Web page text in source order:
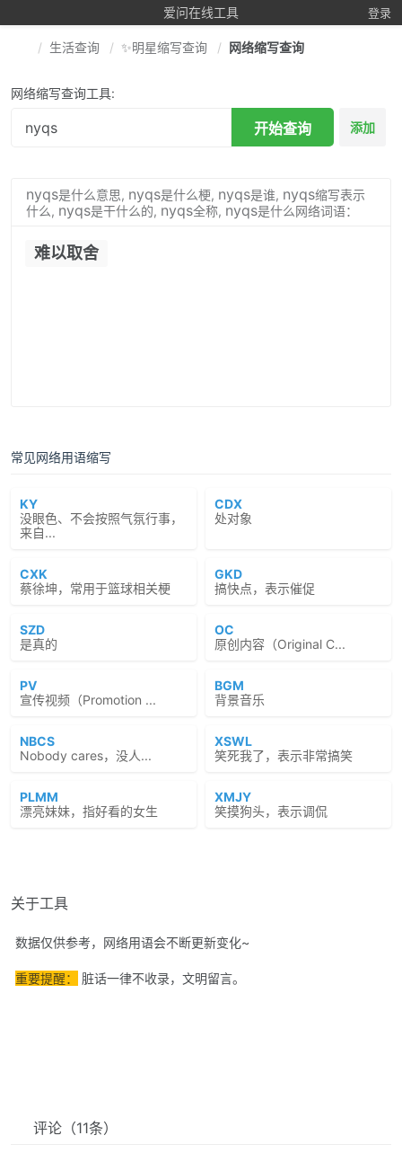
爱问在线工具 登录
生活查询 ✨明星缩写查询 网络缩写查询
网络缩写查询工具:
开始查询 添加
nyqs是什么意思, nyqs是什么梗, nyqs是谁, nyqs缩写表示
什么, nyqs是干什么的, nyqs全称, nyqs是什么网络词语：
难以取舍
常见网络用语缩写
KY
没眼色、不会按照气氛行事，
来自...
CDX
处对象
CXK
蔡徐坤，常用于篮球相关梗
GKD
搞快点，表示催促
SZD
是真的
OC
原创内容（Original C...
PV
宣传视频（Promotion ...
BGM
背景音乐
NBCS
Nobody cares，没人...
XSWL
笑死我了，表示非常搞笑
PLMM
漂亮妹妹，指好看的女生
XMJY
笑摸狗头，表示调侃
关于工具
数据仅供参考，网络用语会不断更新变化~
重要提醒： 脏话一律不收录，文明留言。
评论 （11条）